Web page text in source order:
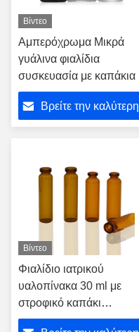
Βίντεο
Αμπερόχρωμα Μικρά
γυάλινα φιαλίδια
συσκευασία με καπάκια
Βρείτε την καλύτερη
Βίντεο
Φιαλίδιο ιατρικού
υαλοπίνακα 30 ml με
στροφικό καπάκι
σφράγισης σε μέγεθος